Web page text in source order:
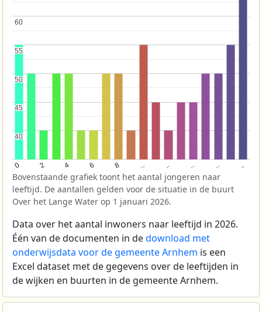
0 2 4 6 8 .. .. .. .. ..
40
40
45
45
50
50
55
55
60
60
Bovenstaande grafiek toont het aantal jongeren naar
leeftijd. De aantallen gelden voor de situatie in de buurt
Over het Lange Water op 1 januari 2026.
Data over het aantal inwoners naar leeftijd in 2026.
Één van de documenten in dedownload met
onderwijsdata voor de gemeente Arnhem is een
Excel dataset met de gegevens over de leeftijden in
de wijken en buurten in de gemeente Arnhem.